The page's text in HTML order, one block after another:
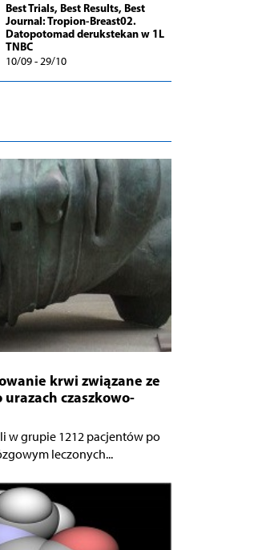
Best Trials, Best Results, Best
Journal: Tropion-Breast02.
Datopotomad derukstekan w 1L
TNBC
10/09 - 29/10
krwi związane ze
czaszkowo-
w grupie 1212 pacjentów po
leczonych...